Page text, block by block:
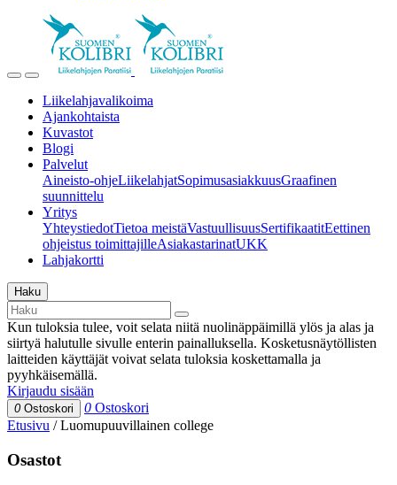
Liikelahjavalikoima
Ajankohtaista
Kuvastot
Blogi
Palvelut
Aineisto-ohjeLiikelahjatSopimusasiakkuusGraafinen
suunnittelu
Yritys
YhteystiedotTietoa meistäVastuullisuusSertifikaatitEettinen
ohjeistus toimittajilleAsiakastarinatUKK
Lahjakortti
Haku
Kun tuloksia tulee, voit selata niitä nuolinäppäimillä ylös ja alas ja
siirtyä halutulle sivulle enterin painalluksella. Kosketusnäytöllisten
laitteiden käyttäjät voivat selata tuloksia koskettamalla ja
pyyhkäisemällä.
Kirjaudu sisään
0 Ostoskori 0 Ostoskori
Etusivu /Luomupuuvillainen college
Osastot